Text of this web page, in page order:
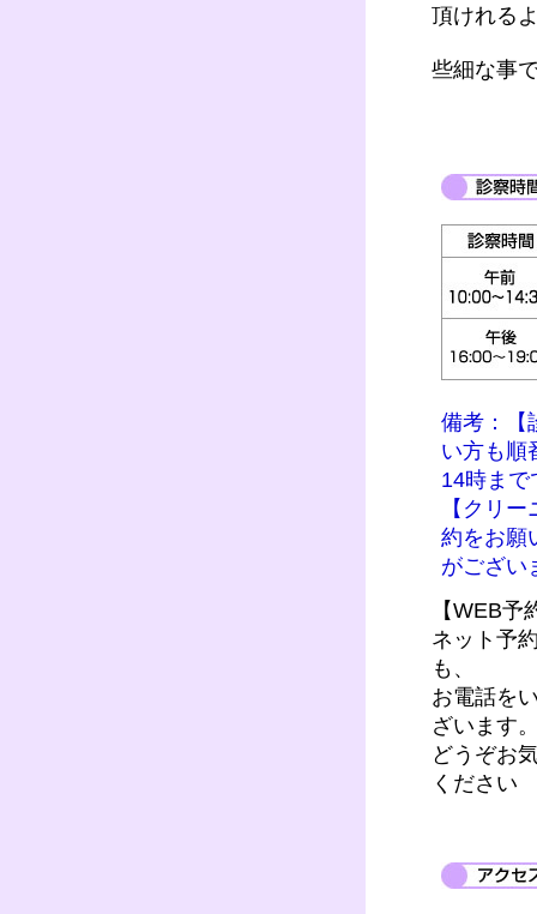
頂けれる
些細な事
備考：【
い方も順
14時まで
【クリ
約をお願
がござい
【WEB
ネット予
も、
お電話を
ざいます
どうぞお
ください